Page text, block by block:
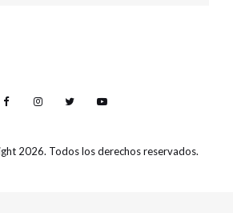
2026. Todos los derechos reservados.